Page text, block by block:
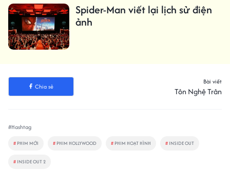
Spider-Man viết lại lịch sử điện
ảnh
Chia sẻ
Bài viết
Tôn Nghệ Trân
#Hashtag
# PHIM MỚI # PHIM HOLLYWOOD # PHIM HOẠT HÌNH # INSIDE OUT
# INSIDE OUT 2